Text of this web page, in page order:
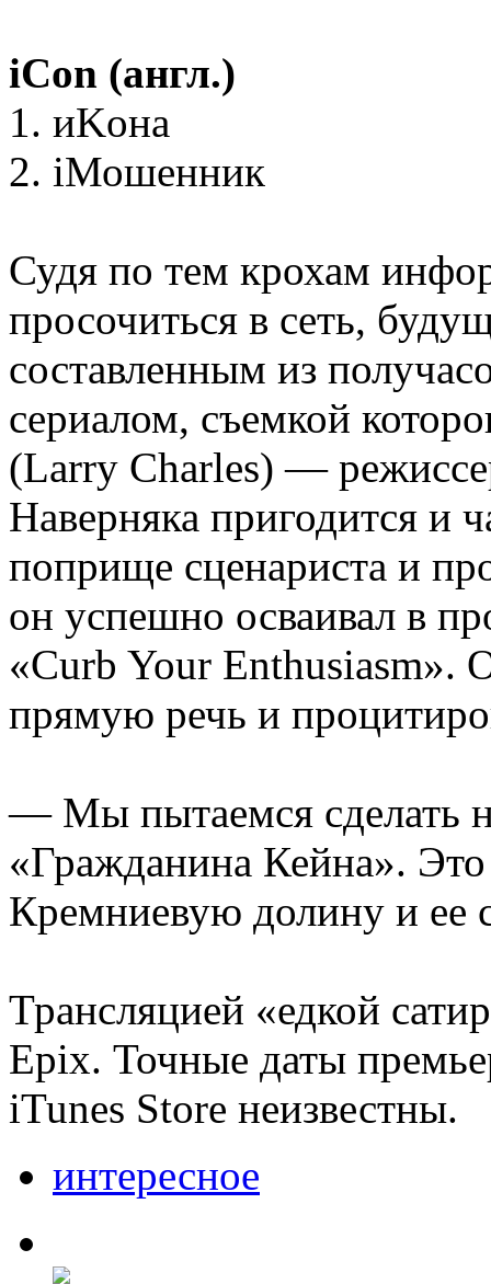
iCon (англ.)
1. иKона
2. iМошенник
Судя по тем крохам
просочиться в сеть,
составленным из
сериалом, съемкой
(Larry Charles) —
Наверняка пригодится и
поприще сценариста и
он успешно осваивал в
«Curb Your Enthusiasm».
прямую речь и
— Мы пытаемся сделать
«Гражданина Кейна». Это
Кремниевую долину и ее
Трансляцией «едкой
Epix. Точные даты
iTunes Store неизвестны.
интересное